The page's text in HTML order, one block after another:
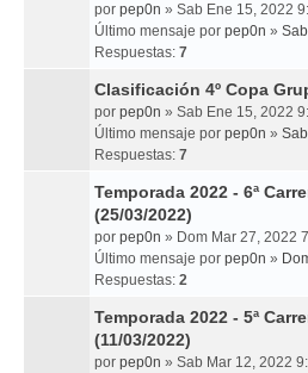
por pep0n » Sab Ene 15, 2022
Último mensaje por pep0n »
Respuestas: 7
Clasificación 4º Copa
por pep0n » Sab Ene 15, 2022
Último mensaje por pep0n »
Respuestas: 7
Temporada 2022 - 6ª
(25/03/2022)
por pep0n » Dom Mar 27, 2022
Último mensaje por pep0n »
Respuestas: 2
Temporada 2022 - 5ª
(11/03/2022)
por pep0n » Sab Mar 12, 2022